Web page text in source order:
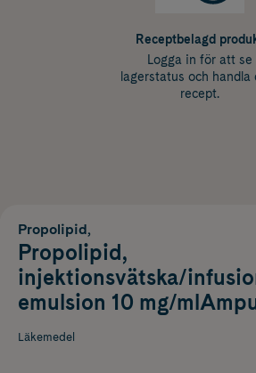
Receptbelagd
Logga in för att se
lagerstatus och handla
recept.
Propolipid,
Propolipid,
injektionsvätska/
emulsion 10 mg/
Läkemedel